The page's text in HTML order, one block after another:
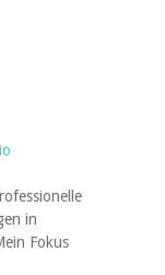
in
Fokus